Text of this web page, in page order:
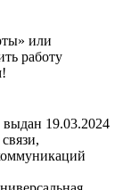
или
работу
19.03.2024